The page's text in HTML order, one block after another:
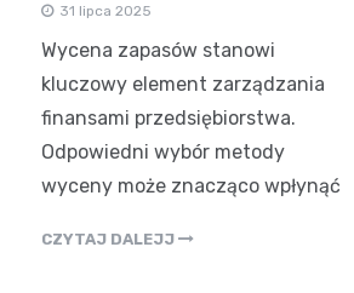
31 lipca 2025
Wycena zapasów stanowi
kluczowy element zarządzania
finansami przedsiębiorstwa.
Odpowiedni wybór metody
wyceny może znacząco wpłynąć
CZYTAJ DALEJJ